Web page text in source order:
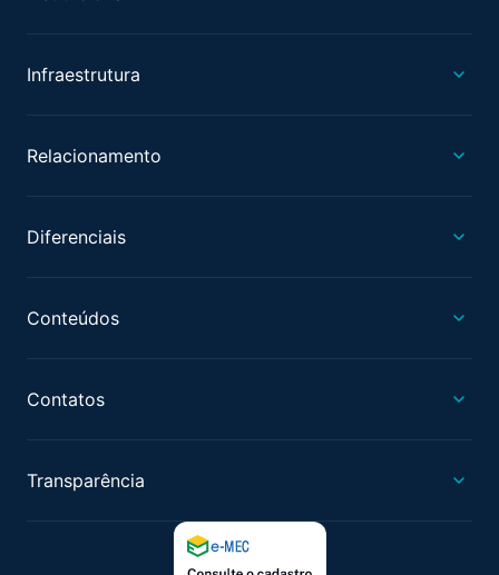
Infraestrutura
Relacionamento
Diferenciais
Conteúdos
Contatos
Transparência